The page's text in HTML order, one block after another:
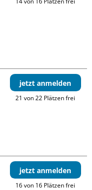
jetzt anmelden
21 von 22 Plätzen frei
jetzt anmelden
16 von 16 Plätzen frei